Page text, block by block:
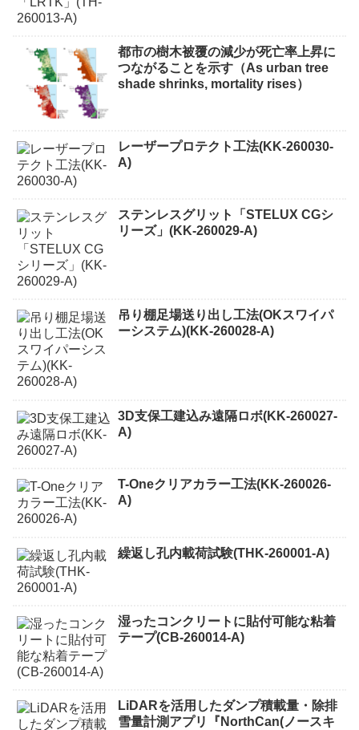
都市の樹木被覆の減少が死亡率上昇に
つながることを示す（As urban tree
shade shrinks, mortality rises）
レーザープロテクト⼯法(KK-260030-
A)
ステンレスグリット「STELUX CGシ
リーズ」(KK-260029-A)
吊り棚足場送り出し工法(OKスワイパ
ーシステム)(KK-260028-A)
3D支保工建込み遠隔ロボ(KK-260027-
A)
T-Oneクリアカラー工法(KK-260026-
A)
繰返し孔内載荷試験(THK-260001-A)
湿ったコンクリートに貼付可能な粘着
テープ(CB-260014-A)
LiDARを活用したダンプ積載量・除排
雪量計測アプリ『NorthCan(ノースキ